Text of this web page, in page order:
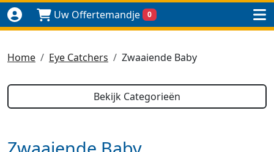
Naar login paginaUw Offertemandje 0
Home Eye Catchers Zwaaiende Baby
Bekijk Categorieën